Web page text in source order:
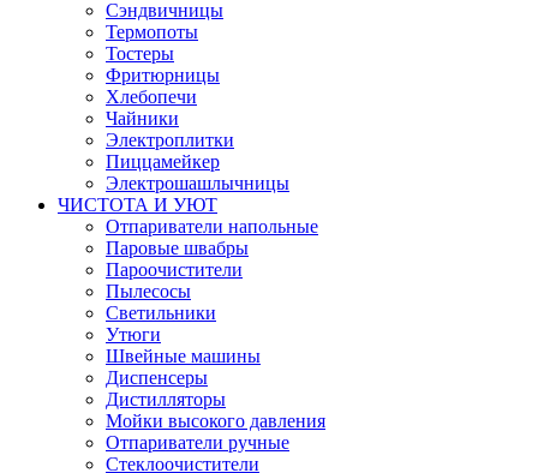
Сэндвичницы
Термопоты
Тостеры
Фритюрницы
Хлебопечи
Чайники
Электроплитки
Пиццамейкер
Электрошашлычницы
ЧИСТОТА И УЮТ
Отпариватели напольные
Паровые швабры
Пароочистители
Пылесосы
Светильники
Утюги
Швейные машины
Диспенсеры
Дистилляторы
Мойки высокого давления
Отпариватели ручные
Стеклоочистители